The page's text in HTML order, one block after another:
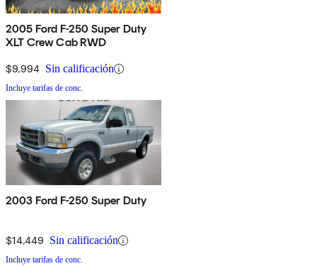
2005 Ford F-250 Super Duty
XLT Crew Cab RWD
$9,994 Sin calificación
Incluye tarifas de conc.
2003 Ford F-250 Super Duty
$14,449 Sin calificación
Incluye tarifas de conc.